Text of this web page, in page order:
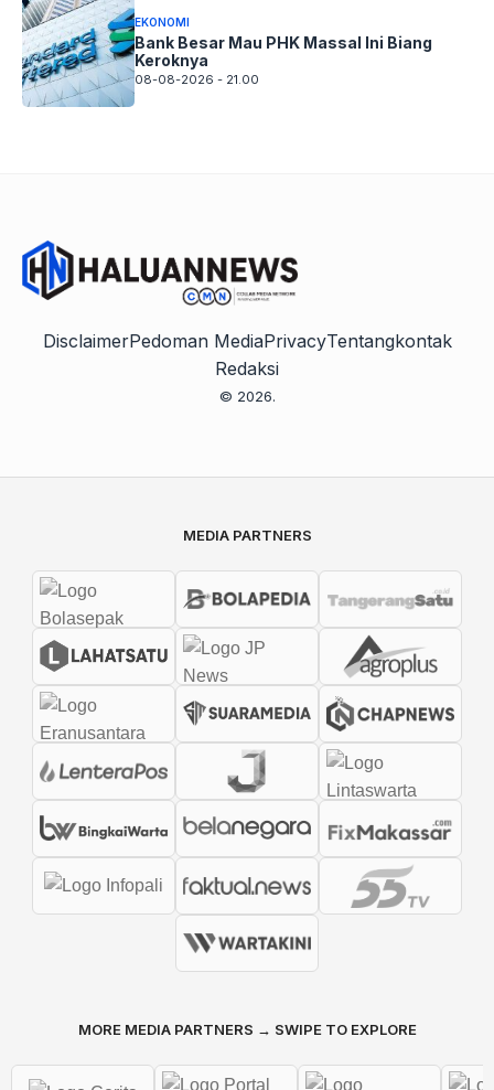
EKONOMI
Bank Besar Mau PHK Massal Ini Biang
Keroknya
08-08-2026 - 21.00
DisclaimerPedoman MediaPrivacyTentangkontak
Redaksi
© 2026.
MEDIA PARTNERS
MORE MEDIA PARTNERS → SWIPE TO EXPLORE